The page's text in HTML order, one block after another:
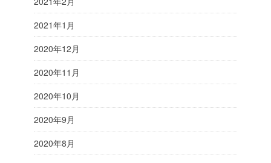
2021年1月
2020年12月
2020年11月
2020年10月
2020年9月
2020年8月